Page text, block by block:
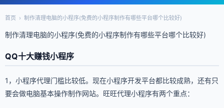
首页 › 制作清理电脑的小程序(免费的小程序制作有哪些平台哪个比较好)
制作清理电脑的小程序(免费的小程序制作有哪些平台哪个比较好)
QQ十大赚钱小程序
1，小程序代理门槛比较低。现在小程序开发平台都比较成熟，还有只
要会做电脑基本操作制作网站。旺旺代理小程序有两个重点：